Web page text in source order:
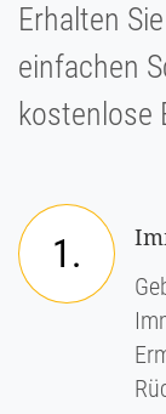
Erhalten
einfachen
kostenlose
1.